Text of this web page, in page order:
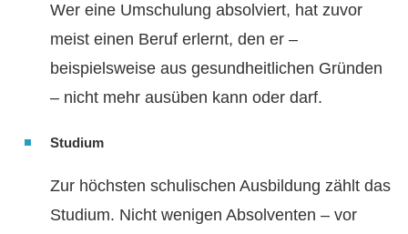
Wer eine Umschulung absolviert, hat zuvor
meist einen Beruf erlernt, den er –
beispielsweise aus gesundheitlichen Gründen
– nicht mehr ausüben kann oder darf.
Studium
Zur höchsten schulischen Ausbildung zählt das
Studium. Nicht wenigen Absolventen – vor